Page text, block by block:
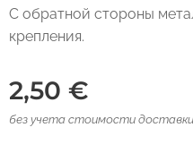
С обратной стороны
крепления.
2,50 €
без учета стоимости доставки